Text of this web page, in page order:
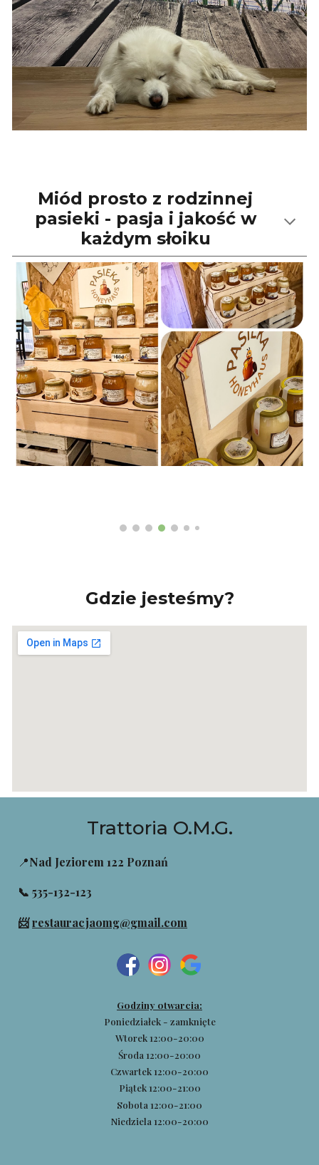
Miód prosto z rodzinnej
pasieki - pasja i jakość w
każdym słoiku
Gdzie jesteśmy?
Trattoria O.M.G.
📍Nad Jeziorem 122 Poznań
📞 535-132-123
📨restauracjaomg@gmail.com
Godziny otwarcia:
Poniedziałek - zamknięte
Wtorek 12:00-20:00
Środa 12:00-20:00
Czwartek 12:00-20:00
Piątek 12:00-21:00
Sobota 12:00-21:00
Niedziela 12:00-20:00